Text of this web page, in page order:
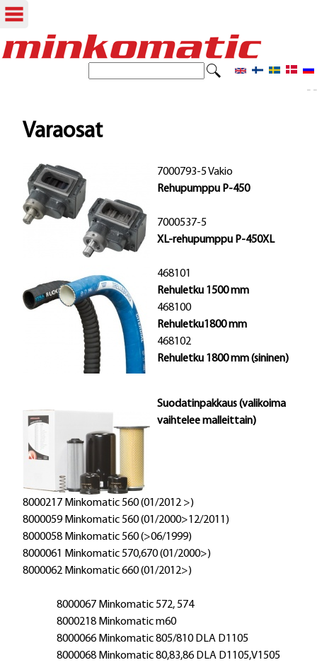
Hyppää
H
k
o
m
a
k
e
- -
Varaosat
7000793-5 Vakio
Rehupumppu P-450
7000537-5
XL-rehupumppu P-450XL
468101
Rehuletku 1500 mm
468100
Rehuletku1800 mm
468102
Rehuletku 1800 mm (sininen)
Suodatinpakkaus (valikoima
vaihtelee malleittain)
8000217 Minkomatic 560 (01/2012 >)
8000059 Minkomatic 560 (01/2000>12/2011)
8000058 Minkomatic 560 (>06/1999)
8000061 Minkomatic 570,670 (01/2000>)
8000062 Minkomatic 660 (01/2012>)
8000067 Minkomatic 572, 574
8000218 Minkomatic m60
8000066 Minkomatic 805/810 DLA D1105
8000068 Minkomatic 80,83,86 DLA D1105,V1505